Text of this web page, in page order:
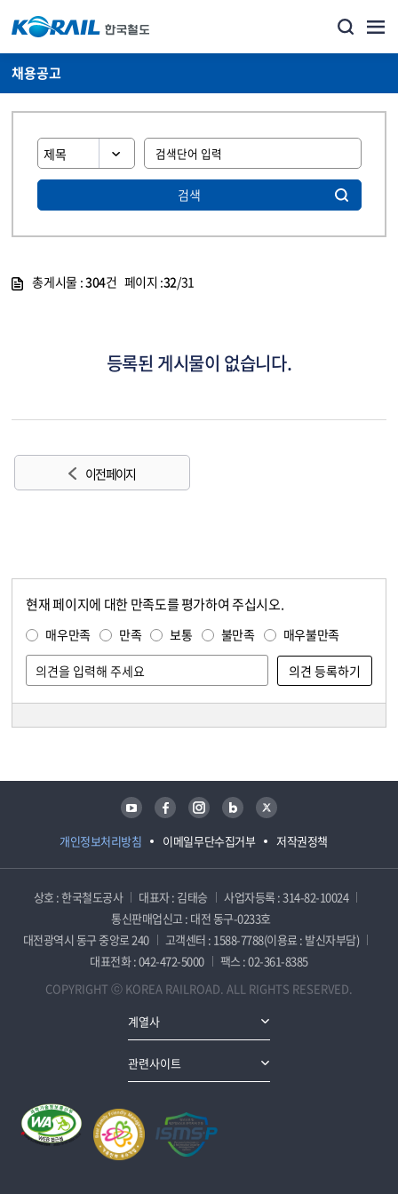
채용공고
검색
총게시물 :304건 페이지 :32/31
등록된 게시물이 없습니다.
이전 페이지
현재 페이지에 대한 만족도를 평가하여 주십시오.
매우만족 만족 보통 불만족 매우불만족
개인정보처리방침 이메일무단수집거부 저작권정책
유튜브 페이스북 인스타그램 블로그 트위터
상호 : 한국철도공사 대표자 : 김태승
사업자등록 : 314-82-10024
통신판매업신고 : 대전 동구-0233호
대전광역시 동구 중앙로 240
고객센터 : 1588-7788(이용료 : 발신자부담)
대표전화 : 042-472-5000
팩스 : 02-361-8385
COPYRIGHT ⓒ KOREA RAILROAD. ALL RIGHTS RESERVED.
계열사
관련사이트